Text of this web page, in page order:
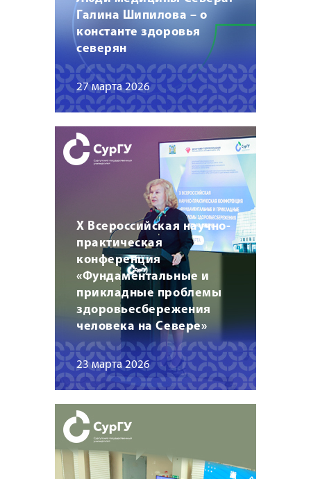
Галина Шипилова – о
константе здоровья
северян
27 марта 2026
X Всероссийская научно-
практическая
конференция
«Фундаментальные и
прикладные проблемы
здоровьесбережения
человека на Севере»
23 марта 2026